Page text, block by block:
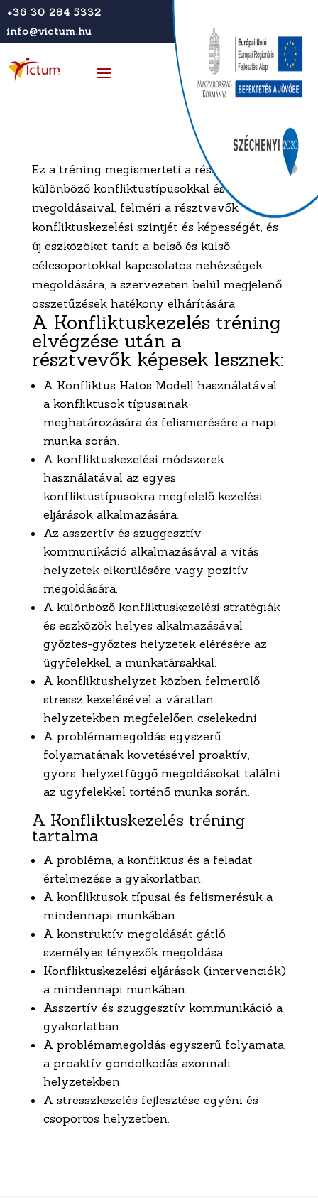
+36 30 284 5332
info@victum.hu
Ez a tréning megismerteti a résztvevőket a
különböző konfliktustípusokkal és ezek
megoldásaival, felméri a résztvevők
konfliktuskezelési szintjét és képességét, és
új eszközöket tanít a belső és külső
célcsoportokkal kapcsolatos nehézségek
megoldására, a szervezeten belül megjelenő
összetűzések hatékony elhárítására.
A Konfliktuskezelés tréning
elvégzése után a
résztvevők képesek lesznek:
A Konfliktus Hatos Modell használatával
a konfliktusok típusainak
meghatározására és felismerésére a napi
munka során.
A konfliktuskezelési módszerek
használatával az egyes
konfliktustípusokra megfelelő kezelési
eljárások alkalmazására.
Az asszertív és szuggesztív
kommunikáció alkalmazásával a vitás
helyzetek elkerülésére vagy pozitív
megoldására.
A különböző konfliktuskezelési stratégiák
és eszközök helyes alkalmazásával
győztes-győztes helyzetek elérésére az
ügyfelekkel, a munkatársakkal.
A konfliktushelyzet közben felmerülő
stressz kezelésével a váratlan
helyzetekben megfelelően cselekedni.
A problémamegoldás egyszerű
folyamatának követésével proaktív,
gyors, helyzetfüggő megoldásokat találni
az ügyfelekkel történő munka során.
A Konfliktuskezelés tréning
tartalma
A probléma, a konfliktus és a feladat
értelmezése a gyakorlatban.
A konfliktusok típusai és felismerésük a
mindennapi munkában.
A konstruktív megoldását gátló
személyes tényezők megoldása.
Konfliktuskezelési eljárások (intervenciók)
a mindennapi munkában.
Asszertív és szuggesztív kommunikáció a
gyakorlatban.
A problémamegoldás egyszerű folyamata,
a proaktív gondolkodás azonnali
helyzetekben.
A stresszkezelés fejlesztése egyéni és
csoportos helyzetben.